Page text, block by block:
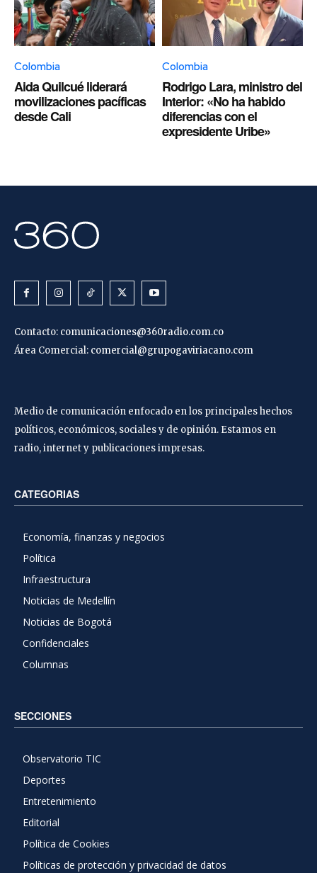
Colombia
Aida Quilcué liderará
movilizaciones pacíficas
desde Cali
Colombia
Rodrigo Lara, ministro del
Interior: «No ha habido
diferencias con el
expresidente Uribe»
Contacto: comunicaciones@360radio.com.co
Área Comercial: comercial@grupogaviriacano.com
Medio de comunicación enfocado en los principales hechos
políticos, económicos, sociales y de opinión. Estamos en
radio, internet y publicaciones impresas.
CATEGORIAS
Economía, finanzas y negocios
Política
Infraestructura
Noticias de Medellín
Noticias de Bogotá
Confidenciales
Columnas
SECCIONES
Observatorio TIC
Deportes
Entretenimiento
Editorial
Política de Cookies
Políticas de protección y privacidad de datos